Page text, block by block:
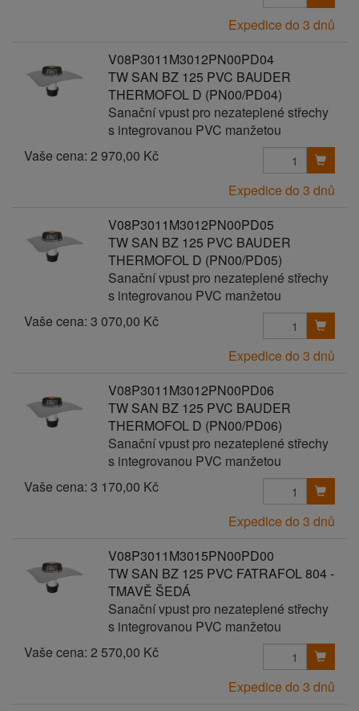
Expedice do 3 dnů
V08P3011M3012PN00PD04
TW SAN BZ 125 PVC BAUDER
THERMOFOL D (PN00/PD04)
Sanační vpust pro nezateplené střechy
s integrovanou PVC manžetou
Vaše cena: 2 970,00 Kč
Expedice do 3 dnů
V08P3011M3012PN00PD05
TW SAN BZ 125 PVC BAUDER
THERMOFOL D (PN00/PD05)
Sanační vpust pro nezateplené střechy
s integrovanou PVC manžetou
Vaše cena: 3 070,00 Kč
Expedice do 3 dnů
V08P3011M3012PN00PD06
TW SAN BZ 125 PVC BAUDER
THERMOFOL D (PN00/PD06)
Sanační vpust pro nezateplené střechy
s integrovanou PVC manžetou
Vaše cena: 3 170,00 Kč
Expedice do 3 dnů
V08P3011M3015PN00PD00
TW SAN BZ 125 PVC FATRAFOL 804 -
TMAVĚ ŠEDÁ
Sanační vpust pro nezateplené střechy
s integrovanou PVC manžetou
Vaše cena: 2 570,00 Kč
Expedice do 3 dnů